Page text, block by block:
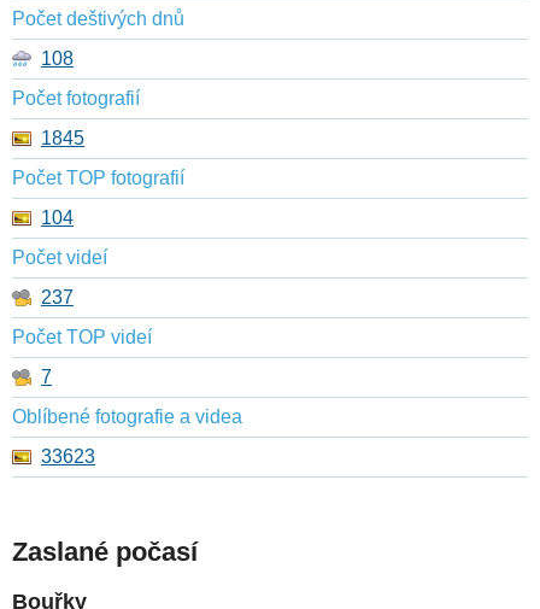
Počet deštivých dnů
108
Počet fotografií
1845
Počet TOP fotografií
104
Počet videí
237
Počet TOP videí
7
Oblíbené fotografie a videa
33623
Zaslané počasí
Bouřky